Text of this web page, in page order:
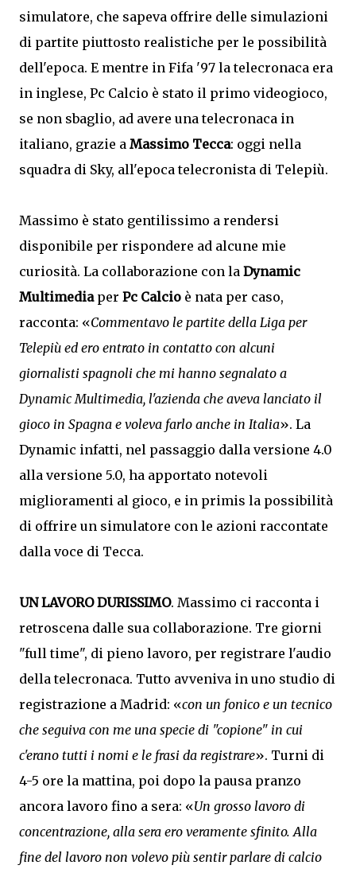
simulatore, che sapeva offrire delle simulazioni
di partite piuttosto realistiche per le possibilità
dell'epoca. E mentre in Fifa '97 la telecronaca era
in inglese, Pc Calcio è stato il primo videogioco,
se non sbaglio, ad avere una telecronaca in
italiano, grazie a Massimo Tecca: oggi nella
squadra di Sky, all'epoca telecronista di Telepiù.
Massimo è stato gentilissimo a rendersi
disponibile per rispondere ad alcune mie
curiosità. La collaborazione con la Dynamic
Multimediaper Pc Calcio è nata per caso,
racconta: «Commentavo le partite della Liga per
Telepiù ed ero entrato in contatto con alcuni
giornalisti spagnoli che mi hanno segnalato a
Dynamic Multimedia, l'azienda che aveva lanciato il
gioco in Spagna e voleva farlo anche in Italia». La
Dynamic infatti, nel passaggio dalla versione 4.0
alla versione 5.0, ha apportato notevoli
miglioramenti al gioco, e in primis la possibilità
di offrire un simulatore con le azioni raccontate
dalla voce di Tecca.
UN LAVORO DURISSIMO. Massimo ci racconta i
retroscena dalle sua collaborazione. Tre giorni
"full time", di pieno lavoro, per registrare l'audio
della telecronaca. Tutto avveniva in uno studio di
registrazione a Madrid: «con un fonico e un tecnico
che seguiva con me una specie di "copione" in cui
c'erano tutti i nomi e le frasi da registrare». Turni di
4-5 ore la mattina, poi dopo la pausa pranzo
ancora lavoro fino a sera: «Un grosso lavoro di
concentrazione, alla sera ero veramente sfinito. Alla
fine del lavoro non volevo più sentir parlare di calcio